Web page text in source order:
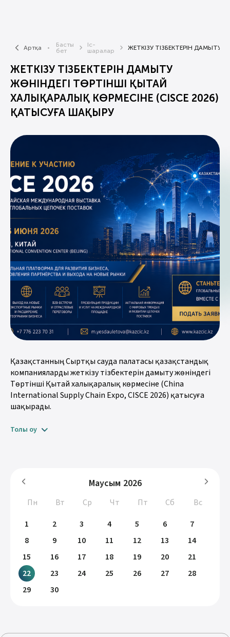
Артқа
Басты
бет
Іс-
шаралар
ЖЕТКІЗУ ТІЗБЕКТЕРІН ДАМЫТУ
ЖЕТКІЗУ ТІЗБЕКТЕРІН ДАМЫТУ
ЖӨНІНДЕГІ ТӨРТІНШІ ҚЫТАЙ
ХАЛЫҚАРАЛЫҚ КӨРМЕСІНЕ (CISCE 2026)
ҚАТЫСУҒА ШАҚЫРУ
Қазақстанның Сыртқы сауда палатасы қазақстандық
компанияларды жеткізу тізбектерін дамыту жөніндегі
Төртінші Қытай халықаралық көрмесіне (China
International Supply Chain Expo, CISCE 2026) қатысуға
шақырады.
Толық оқу
Маусым 2026
Пн Вт Ср Чт Пт Сб
Вс
1
2 3 4 5 6
7
8
9 10 11 12 13
14
15
16 17 18 19 20
21
22
23 24 25 26 27
28
29
30